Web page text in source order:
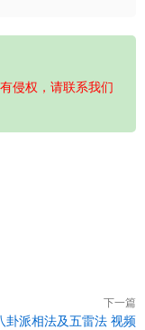
侵权，请联系我们
下一篇
卦派相法及五雷法 视频